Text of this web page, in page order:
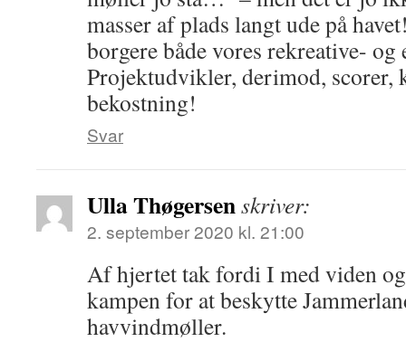
masser af plads langt ude på
borgere både vores rekreative-
Projektudvikler, derimod, scorer,
bekostning!
Svar
Ulla Thøgersenskriver:
2. september 2020 kl. 21:00
Af hjertet tak fordi I med viden
kampen for at beskytte
havvindmøller.